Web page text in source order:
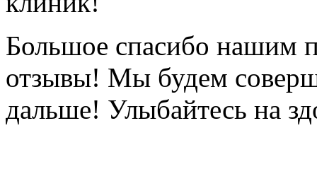
Большое спасибо нашим
отзывы! Мы будем
дальше! Улыбайтесь на